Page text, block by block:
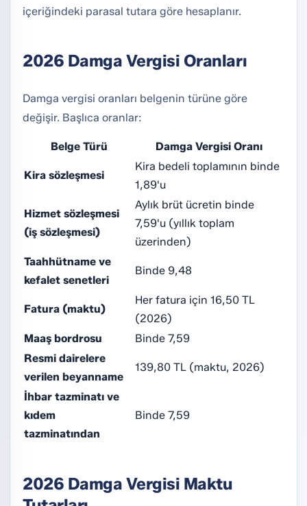
içeriğindeki parasal tutara göre hesaplanır.
2026 Damga Vergisi Oranları
Damga vergisi oranları belgenin türüne göre
değişir. Başlıca oranlar:
Belge Türü Damga Vergisi Oranı
Kira sözleşmesi
Kira bedeli toplamının binde
1,89'u
Hizmet sözleşmesi
(iş sözleşmesi)
Aylık brüt ücretin binde
7,59'u (yıllık toplam
üzerinden)
Taahhütname ve
kefalet senetleri
Binde 9,48
Fatura (maktu)
Her fatura için 16,50 TL
(2026)
Maaş bordrosu
Binde 7,59
Resmi dairelere
verilen beyanname
139,80 TL (maktu, 2026)
İhbar tazminatı ve
kıdem
tazminatından
Binde 7,59
2026 Damga Vergisi Maktu